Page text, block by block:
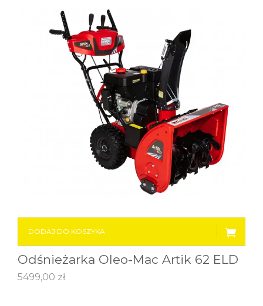
DODAJ DO KOSZYKA
Odśnieżarka Oleo-Mac Artik 62 ELD
5499,00 zł